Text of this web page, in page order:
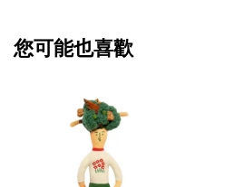
您可能也喜歡